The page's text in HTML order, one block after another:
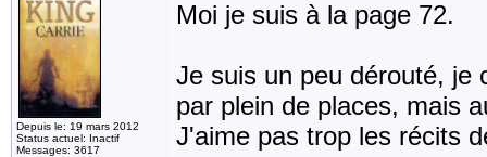
Depuis le: 19 mars 2012
Status actuel: Inactif
Messages: 3617
Moi je suis à la page 72.
Je suis un peu dérouté, je
par plein de places, mais
J'aime pas trop les récits